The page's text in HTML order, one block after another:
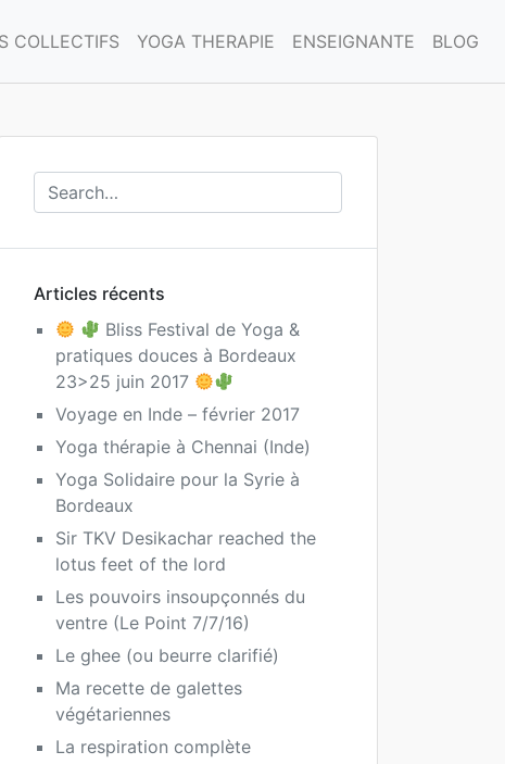
COLLECTIFS YOGA THERAPIE ENSEIGNANTE BLOG
Articles récents
Bliss Festival de Yoga &
pratiques douces à Bordeaux
23>25 juin 2017
Voyage en Inde – février 2017
Yoga thérapie à Chennai (Inde)
Yoga Solidaire pour la Syrie à
Bordeaux
Sir TKV Desikachar reached the
lotus feet of the lord
Les pouvoirs insoupçonnés du
ventre (Le Point 7/7/16)
Le ghee (ou beurre clarifié)
Ma recette de galettes
végétariennes
La respiration complète